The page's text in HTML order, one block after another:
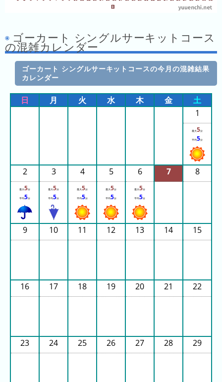
2025
年
(日
ご
と)
と)
2023
年
(日
間
グ
覧
ゴーカート シングルサーキットコース
の混雑カレンダー
ゴーカート シングルサーキットコースの今月の混雑結果
カレンダー
日 月 火 水 木 金
土
1
最大5分
平均5分
2
最大5分
平均5分
3
最大5分
平均5分
4
最大5分
平均5分
5
最大5分
平均5分
6
最大5分
平均5分
7 8
9 10 11 12 13 14 15
16 17 18 19 20 21 22
23 24 25 26 27 28 29